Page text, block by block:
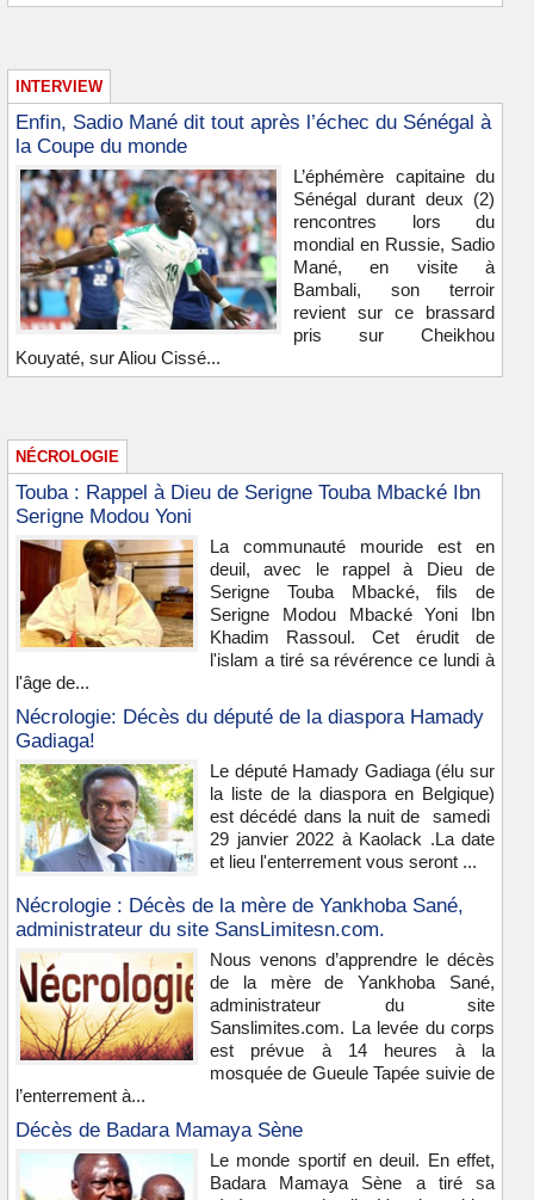
INTERVIEW
Enfin, Sadio Mané dit tout après l’échec du Sénégal à
la Coupe du monde
L’éphémère capitaine du
Sénégal durant deux (2)
rencontres lors du
mondial en Russie, Sadio
Mané, en visite à
Bambali, son terroir
revient sur ce brassard
pris sur Cheikhou
Kouyaté, sur Aliou Cissé...
NÉCROLOGIE
Touba : Rappel à Dieu de Serigne Touba Mbacké Ibn
Serigne Modou Yoni
La communauté mouride est en
deuil, avec le rappel à Dieu de
Serigne Touba Mbacké, fils de
Serigne Modou Mbacké Yoni Ibn
Khadim Rassoul. Cet érudit de
l'islam a tiré sa révérence ce lundi à
l'âge de...
Nécrologie: Décès du député de la diaspora Hamady
Gadiaga!
Le député Hamady Gadiaga (élu sur
la liste de la diaspora en Belgique)
est décédé dans la nuit de samedi
29 janvier 2022 à Kaolack .La date
et lieu l'enterrement vous seront ...
Nécrologie : Décès de la mère de Yankhoba Sané,
administrateur du site SansLimitesn.com.
Nous venons d’apprendre le décès
de la mère de Yankhoba Sané,
administrateur du site
Sanslimites.com. La levée du corps
est prévue à 14 heures à la
mosquée de Gueule Tapée suivie de
l’enterrement à...
Décès de Badara Mamaya Sène
Le monde sportif en deuil. En effet,
Badara Mamaya Sène a tiré sa